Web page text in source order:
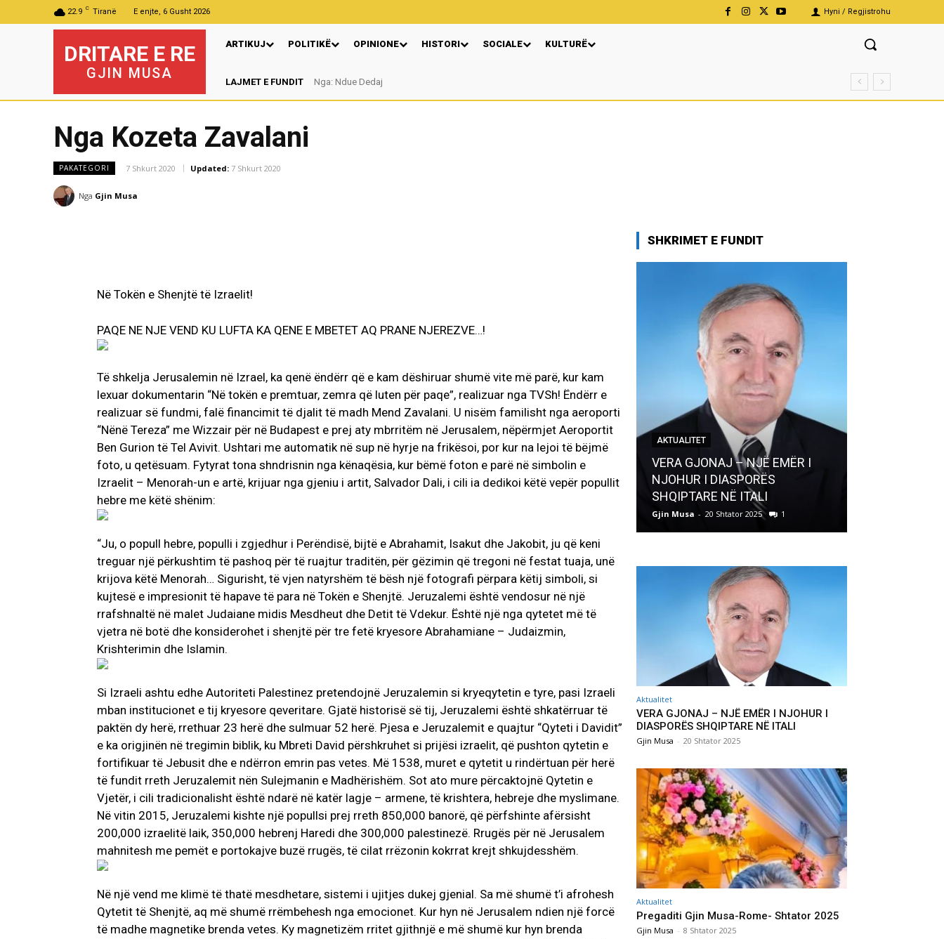
22.9 C Tiranë E enjte, 6 Gusht 2026 Hyni / Regjistrohu
DRITARE E RE
GJIN MUSA
ARTIKUJ POLITIKË OPINIONE HISTORI SOCIALE KULTURË
LAJMET E FUNDIT Nga: Ndue Dedaj
Nga Kozeta Zavalani
PAKATEGORI 7 Shkurt 2020 Updated: 7 Shkurt 2020
Nga Gjin Musa
Në Tokën e Shenjtë të Izraelit!
PAQE NE NJE VEND KU LUFTA KA QENE E MBETET AQ PRANE NJEREZVE…!
Të shkelja Jerusalemin në Izrael, ka qenë ëndërr që e kam dëshiruar shumë vite më parë, kur kam
lexuar dokumentarin “Në tokën e premtuar, zemra që luten për paqe”, realizuar nga TVSh! Ëndërr e
realizuar së fundmi, falë financimit të djalit të madh Mend Zavalani. U nisëm familisht nga aeroporti
“Nënë Tereza” me Wizzair për në Budapest e prej aty mbrritëm në Jerusalem, nëpërmjet Aeroportit
Ben Gurion të Tel Avivit. Ushtari me automatik në sup në hyrje na frikësoi, por kur na lejoi të bëjmë
foto, u qetësuam. Fytyrat tona shndrisnin nga kënaqësia, kur bëmë foton e parë në simbolin e
Izraelit – Menorah-un e artë, krijuar nga gjeniu i artit, Salvador Dali, i cili ia dedikoi këtë vepër popullit
hebre me këtë shënim:
“Ju, o popull hebre, populli i zgjedhur i Perëndisë, bijtë e Abrahamit, Isakut dhe Jakobit, ju që keni
treguar një përkushtim të pashoq për të ruajtur traditën, për gëzimin që tregoni në festat tuaja, unë
krijova këtë Menorah… Sigurisht, të vjen natyrshëm të bësh një fotografi përpara këtij simboli, si
kujtesë e impresionit të hapave të para në Tokën e Shenjtë. Jeruzalemi është vendosur në një
rrafshnaltë në malet Judaiane midis Mesdheut dhe Detit të Vdekur. Është një nga qytetet më të
vjetra në botë dhe konsiderohet i shenjtë për tre fetë kryesore Abrahamiane – Judaizmin,
Krishterimin dhe Islamin.
Si Izraeli ashtu edhe Autoriteti Palestinez pretendojnë Jeruzalemin si kryeqytetin e tyre, pasi Izraeli
mban institucionet e tij kryesore qeveritare. Gjatë historisë së tij, Jeruzalemi është shkatërruar të
paktën dy herë, rrethuar 23 herë dhe sulmuar 52 herë. Pjesa e Jeruzalemit e quajtur “Qyteti i Davidit”
e ka origjinën në tregimin biblik, ku Mbreti David përshkruhet si prijësi izraelit, që pushton qytetin e
fortifikuar të Jebusit dhe e ndërron emrin pas vetes. Më 1538, muret e qytetit u rindërtuan për herë
të fundit rreth Jeruzalemit nën Sulejmanin e Madhërishëm. Sot ato mure përcaktojnë Qytetin e
Vjetër, i cili tradicionalisht është ndarë në katër lagje – armene, të krishtera, hebreje dhe myslimane.
Në vitin 2015, Jeruzalemi kishte një popullsi prej rreth 850,000 banorë, që përfshinte afërsisht
200,000 izraelitë laik, 350,000 hebrenj Haredi dhe 300,000 palestinezë. Rrugës për në Jerusalem
mahnitesh me pemët e portokajve buzë rrugës, të cilat rrëzonin kokrrat krejt shkujdesshëm.
Në një vend me klimë të thatë mesdhetare, sistemi i ujitjes dukej gjenial. Sa më shumë t’i afrohesh
Qytetit të Shenjtë, aq më shumë rrëmbehesh nga emocionet. Kur hyn në Jerusalem ndien një forcë
të madhe magnetike brenda vetes. Ky magnetizëm rritet gjithnjë e më shumë kur hyn brenda
SHKRIMET E FUNDIT
AKTUALITET
VERA GJONAJ – NJË EMËR I
NJOHUR I DIASPORËS
SHQIPTARE NË ITALI
Gjin Musa - 20 Shtator 2025 1
Aktualitet
VERA GJONAJ – NJË EMËR I NJOHUR I
DIASPORËS SHQIPTARE NË ITALI
Gjin Musa - 20 Shtator 2025
Aktualitet
Pregaditi Gjin Musa-Rome- Shtator 2025
Gjin Musa - 8 Shtator 2025